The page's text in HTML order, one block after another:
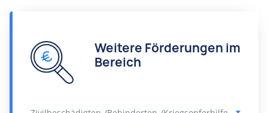
Weitere Förderungen im
Bereich